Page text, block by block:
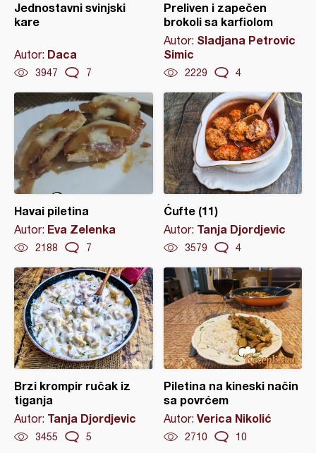
Jednostavni svinjski
kare
Autor: Daca
3947 7
Preliven i zapečen
brokoli sa karfiolom
Autor: Sladjana Petrovic
Simic
2229 4
Havai piletina
Autor: Eva Zelenka
2188 7
Ćufte (11)
Autor: Tanja Djordjevic
3579 4
Brzi krompir ručak iz
tiganja
Autor: Tanja Djordjevic
3455 5
Piletina na kineski način
sa povrćem
Autor: Verica Nikolić
2710 10